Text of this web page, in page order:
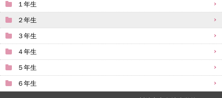
１年生
２年生
３年生
４年生
５年生
６年生